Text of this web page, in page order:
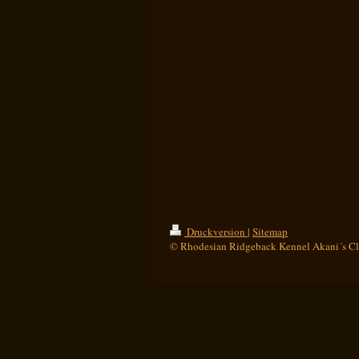
Druckversion | Sitemap
© Rhodesian Ridgeback Kennel Akani´s